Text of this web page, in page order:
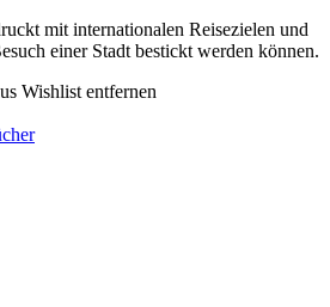
mit internationalen Reisezielen und
einer Stadt bestickt werden können.
Wishlist entfernen